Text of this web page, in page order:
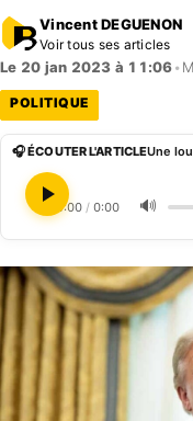
Vincent DEGUENON
Voir tous ses articles
Le 20 jan 2023 à 11:06•
POLITIQUE
🎧 ÉCOUTER L'ARTICLE
0:00 / 0:00 🔊